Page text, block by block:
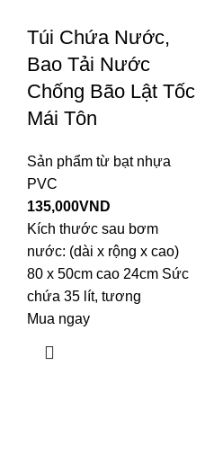
Túi Chứa Nước,
Bao Tải Nước
Chống Bão Lật Tốc
Mái Tôn
Sản phẩm từ bạt nhựa
PVC
135,000VND
Kích thước sau bơm
nước: (dài x rộng x cao)
80 x 50cm cao 24cm Sức
chứa 35 lít, tương
Mua ngay